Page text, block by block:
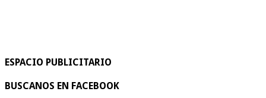
ESPACIO PUBLICITARIO
BUSCANOS EN FACEBOOK